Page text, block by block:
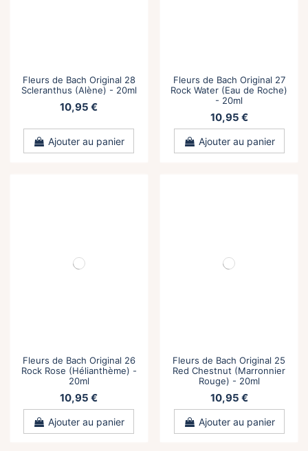
Fleurs de Bach Original 28
Scleranthus (Alène) - 20ml
10,95 €
Ajouter au panier
Fleurs de Bach Original 27
Rock Water (Eau de Roche)
- 20ml
10,95 €
Ajouter au panier
Fleurs de Bach Original 26
Rock Rose (Hélianthème) -
20ml
10,95 €
Ajouter au panier
Fleurs de Bach Original 25
Red Chestnut (Marronnier
Rouge) - 20ml
10,95 €
Ajouter au panier